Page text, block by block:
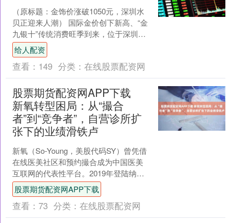
（原标题：金饰价涨破1050元，深圳水
贝正迎来人潮） 国际金价创下新高、“金
九银十”传统消费旺季到来，位于深圳罗
湖的“中国宝都”水贝正在迎来人潮。 9月
3日，现....
给人配资
查看： 149 分类： 在线股票配资网
股票期货配资网APP下载
新氧转型困局：从“撮合
者”到“竞争者”，自营诊所扩
张下的业绩滑铁卢
新氧（So-Young，美股代码SY）曾凭借
在线医美社区和预约撮合成为中国医美
互联网的代表性平台。2019年登陆纳斯
达克时，新氧科技曾被誉为“中国互联网
医美第一....
股票期货配资网APP下载
查看： 73 分类： 在线股票配资网